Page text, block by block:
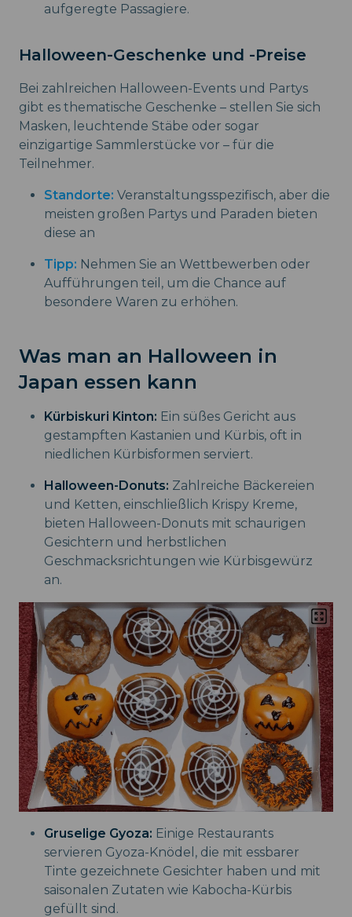
aufgeregte Passagiere.
Halloween-Geschenke und -Preise
Bei zahlreichen Halloween-Events und Partys
gibt es thematische Geschenke – stellen Sie sich
Masken, leuchtende Stäbe oder sogar
einzigartige Sammlerstücke vor – für die
Teilnehmer.
Standorte: Veranstaltungsspezifisch, aber die
meisten großen Partys und Paraden bieten
diese an
Tipp: Nehmen Sie an Wettbewerben oder
Aufführungen teil, um die Chance auf
besondere Waren zu erhöhen.
Was man an Halloween in
Japan essen kann
Kürbiskuri Kinton: Ein süßes Gericht aus
gestampften Kastanien und Kürbis, oft in
niedlichen Kürbisformen serviert.
Halloween-Donuts: Zahlreiche Bäckereien
und Ketten, einschließlich Krispy Kreme,
bieten Halloween-Donuts mit schaurigen
Gesichtern und herbstlichen
Geschmacksrichtungen wie Kürbisgewürz
an.
Gruselige Gyoza: Einige Restaurants
servieren Gyoza-Knödel, die mit essbarer
Tinte gezeichnete Gesichter haben und mit
saisonalen Zutaten wie Kabocha-Kürbis
gefüllt sind.